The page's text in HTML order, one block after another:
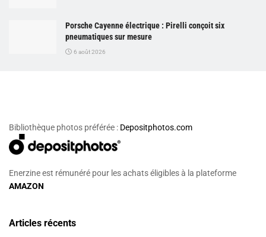
Porsche Cayenne électrique : Pirelli conçoit six
pneumatiques sur mesure
6 août 2026
Bibliothèque photos préférée : Depositphotos.com
Enerzine est rémunéré pour les achats éligibles à la plateforme
AMAZON
Articles récents